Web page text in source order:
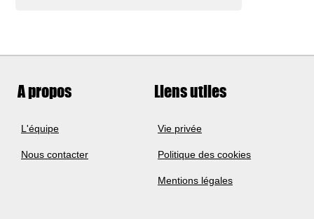
A propos
L'équipe
Nous contacter
Liens utiles
Vie privée
Politique des cookies
Mentions légales